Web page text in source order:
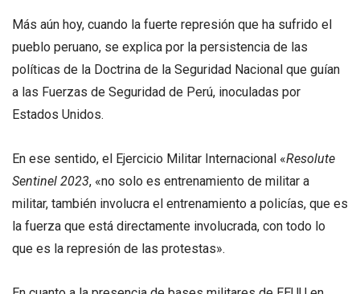
Más aún hoy, cuando la fuerte represión que ha sufrido el
pueblo peruano, se explica por la persistencia de las
políticas de la Doctrina de la Seguridad Nacional que guían
a las Fuerzas de Seguridad de Perú, inoculadas por
Estados Unidos.
En ese sentido, el Ejercicio Militar Internacional «Resolute
Sentinel 2023, «no solo es entrenamiento de militar a
militar, también involucra el entrenamiento a policías, que es
la fuerza que está directamente involucrada, con todo lo
que es la represión de las protestas».